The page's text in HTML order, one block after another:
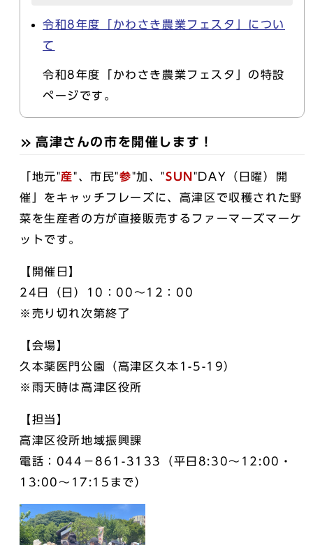
令和8年度「かわさき農業フェスタ」につい
て
令和8年度「かわさき農業フェスタ」の特設
ページです。
高津さんの市を開催します！
「地元"産"、市民"参"加、"SUN "DAY（日曜）開
催」をキャッチフレーズに、高津区で収穫された野
菜を生産者の方が直接販売するファーマーズマーケ
ットです。
【開催日】
24日（日）10：00～12：00
※売り切れ次第終了
【会場】
久本薬医門公園（高津区久本1-5-19）
※雨天時は高津区役所
【担当】
高津区役所地域振興課
電話：044－861-3133（平日8:30～12:00・
13:00～17:15まで）